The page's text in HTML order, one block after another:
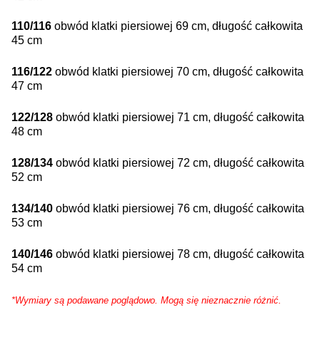
110/116 obwód klatki piersiowej 69 cm, długość całkowita
45 cm
116/122 obwód klatki piersiowej 70 cm, długość całkowita
47 cm
122/128 obwód klatki piersiowej 71 cm, długość całkowita
48 cm
128/134 obwód klatki piersiowej 72 cm, długość całkowita
52 cm
134/140 obwód klatki piersiowej 76 cm, długość całkowita
53 cm
140/146 obwód klatki piersiowej 78 cm, długość całkowita
54 cm
*Wymiary są podawane poglądowo. Mogą się nieznacznie różnić.